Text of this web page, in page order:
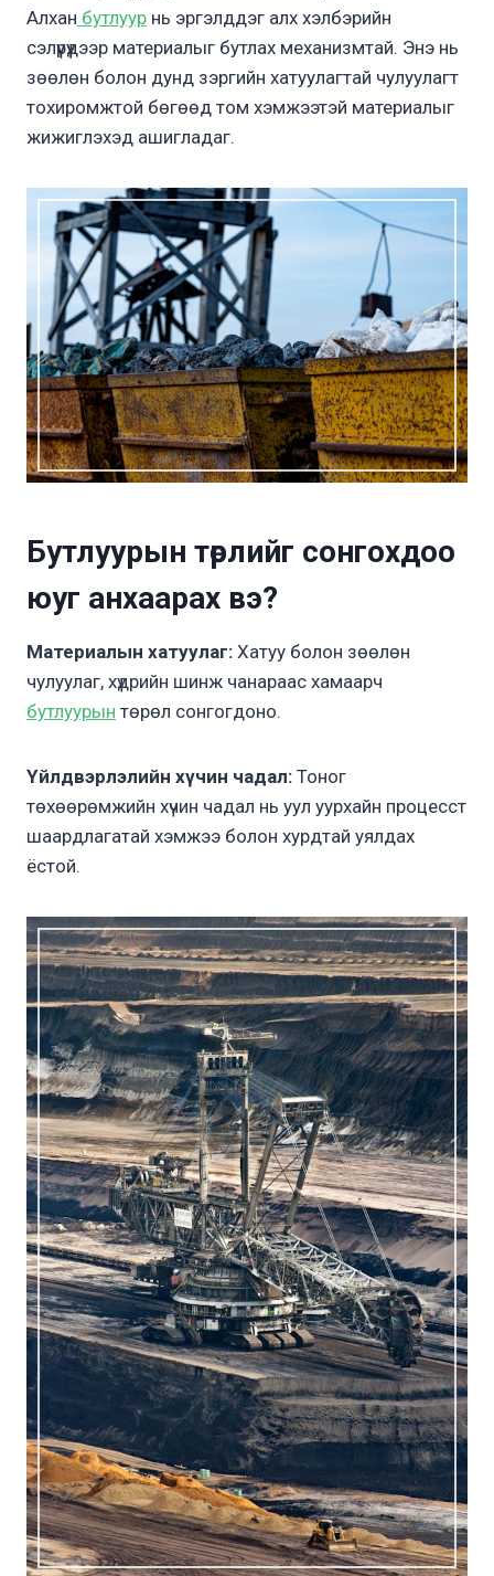
Алхан бутлуур нь эргэлддэг алх хэлбэрийн
сэлүүрүүдээр материалыг бутлах механизмтай. Энэ нь
зөөлөн болон дунд зэргийн хатуулагтай чулуулагт
тохиромжтой бөгөөд том хэмжээтэй материалыг
жижиглэхэд ашигладаг.
Бутлуурын төрлийг сонгохдоо
юуг анхаарах вэ?
Материалын хатуулаг: Хатуу болон зөөлөн
чулуулаг, хүдрийн шинж чанараас хамаарч
бутлуурын төрөл сонгогдоно.
Үйлдвэрлэлийн хүчин чадал: Тоног
төхөөрөмжийн хүчин чадал нь уул уурхайн процесст
шаардлагатай хэмжээ болон хурдтай уялдах
ёстой.